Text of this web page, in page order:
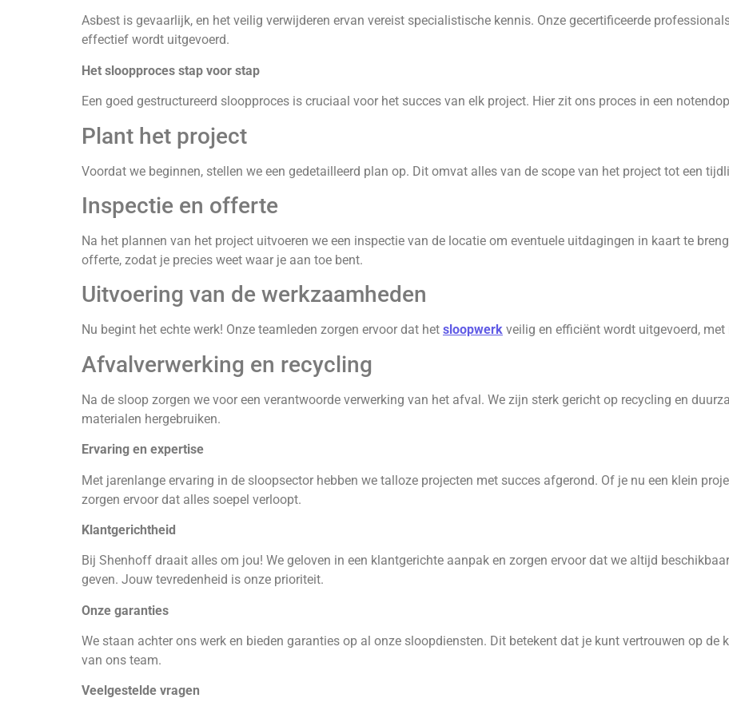
Asbest is gevaarlijk, en het veilig verwijderen ervan vereist specialistische kennis. Onze gecertificeerde
effectief wordt uitgevoerd.
Het sloopproces stap voor stap
Een goed gestructureerd sloopproces is cruciaal voor het succes van elk project. Hier zit ons proces in een
Plant het project
Voordat we beginnen, stellen we een gedetailleerd plan op. Dit omvat alles van de scope van het project tot een
Inspectie en offerte
Na het plannen van het project uitvoeren we een inspectie van de locatie om eventuele uitdagingen in kaart te
offerte, zodat je precies weet waar je aan toe bent.
Uitvoering van de werkzaamheden
Nu begint het echte werk! Onze teamleden zorgen ervoor dat het sloopwerk veilig en efficiënt wordt uitgevoerd,
Afvalverwerking en recycling
Na de sloop zorgen we voor een verantwoorde verwerking van het afval. We zijn sterk gericht op recycling en
materialen hergebruiken.
Ervaring en expertise
Met jarenlange ervaring in de sloopsector hebben we talloze projecten met succes afgerond. Of je nu een klein
zorgen ervoor dat alles soepel verloopt.
Klantgerichtheid
Bij Shenhoff draait alles om jou! We geloven in een klantgerichte aanpak en zorgen ervoor dat we altijd
geven. Jouw tevredenheid is onze prioriteit.
Onze garanties
We staan achter ons werk en bieden garanties op al onze sloopdiensten. Dit betekent dat je kunt vertrouwen op
van ons team.
Veelgestelde vragen